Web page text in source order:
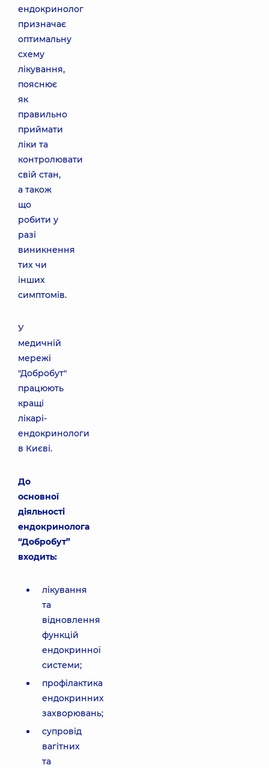
ендокринолог
призначає
оптимальну
схему
лікування,
пояснює
як
правильно
приймати
ліки та
контролювати
свій стан,
а також
що
робити у
разі
виникнення
тих чи
інших
симптомів.
У
медичній
мережі
"Добробут"
працюють
кращі
лікарі-
ендокринологи
в Києві.
До
основної
діяльності
ендокринолога
“Добробут”
входить:
лікування
та
відновлення
функцій
ендокринної
системи;
профілактика
ендокринних
захворювань;
супровід
вагітних
та